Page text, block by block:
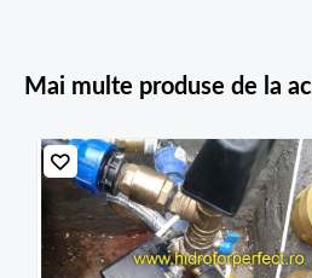
Mai multe produse de la